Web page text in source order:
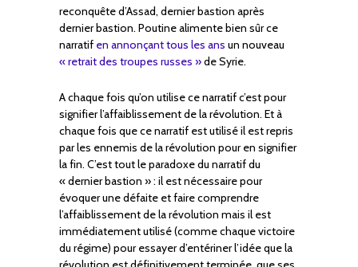
reconquête d’Assad, dernier bastion après
dernier bastion. Poutine alimente bien sûr ce
narratif en annonçant tous les ans un nouveau
« retrait des troupes russes »de Syrie.
A chaque fois qu’on utilise ce narratif c’est pour
signifier l’affaiblissement de la révolution. Et à
chaque fois que ce narratif est utilisé il est repris
par les ennemis de la révolution pour en signifier
la fin. C’est tout le paradoxe du narratif du
« dernier bastion » : il est nécessaire pour
évoquer une défaite et faire comprendre
l’affaiblissement de la révolution mais il est
immédiatement utilisé (comme chaque victoire
du régime) pour essayer d’entériner l’idée que la